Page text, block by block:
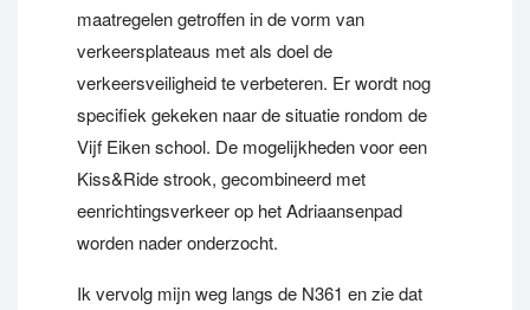
maatregelen getroffen in de vorm van
verkeersplateaus met als doel de
verkeersveiligheid te verbeteren. Er wordt nog
specifiek gekeken naar de situatie rondom de
Vijf Eiken school. De mogelijkheden voor een
Kiss&Ride strook, gecombineerd met
eenrichtingsverkeer op het Adriaansenpad
worden nader onderzocht.
Ik vervolg mijn weg langs de N361 en zie dat